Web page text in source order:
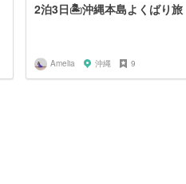
2泊3日🏝沖縄本島よくばり旅
Amelia 沖縄 9